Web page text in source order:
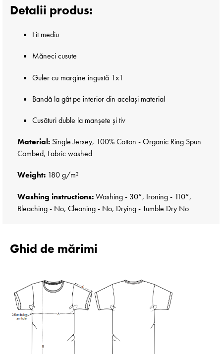
Detalii produs:
Fit mediu
Măneci cusute
Guler cu margine îngustă 1x1
Bandă la gât pe interior din același material
Cusături duble la manșete și tiv
Material: Single Jersey, 100% Cotton - Organic Ring Spun
Combed, Fabric washed
Weight: 180 g/m²
Washing instructions:Washing - 30°, Ironing - 110°,
Bleaching - No, Cleaning - No, Drying - Tumble Dry No
Ghid de mărimi